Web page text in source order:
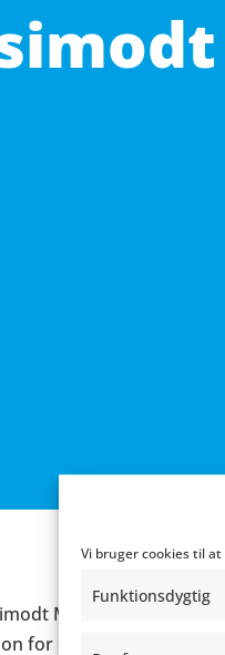
Vi bruger cookies til
Funktionsdygtig
Mosdal er en
for danske og